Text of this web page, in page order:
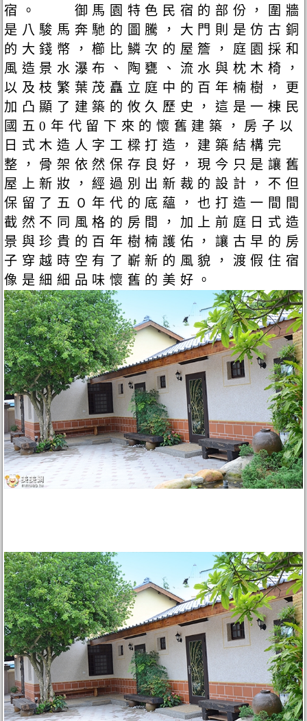
宿。 御馬園特色民宿的部份，圍牆
是八駿馬奔馳的圖騰，大門則是仿古銅
的大錢幣，櫛比鱗次的屋簷，庭園採和
風造景水瀑布、陶甕、流水與枕木椅，
以及枝繁葉茂矗立庭中的百年楠樹，更
加凸顯了建築的攸久歷史，這是一棟民
國五0年代留下來的懷舊建築，房子以
日式木造人字工樑打造，建築結構完
整，骨架依然保存良好，現今只是讓舊
屋上新妝，經過別出新裁的設計，不但
保留了五０年代的底蘊，也打造一間間
截然不同風格的房間，加上前庭日式造
景與珍貴的百年樹楠護佑，讓古早的房
子穿越時空有了嶄新的風貌，渡假住宿
像是細細品味懷舊的美好。